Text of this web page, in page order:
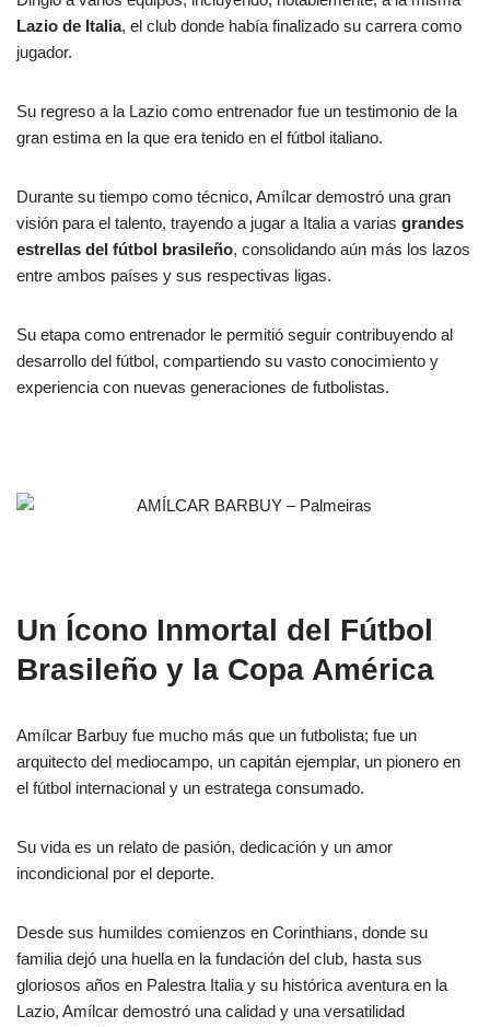
Lazio de Italia, el club donde había finalizado su carrera como
jugador.
Su regreso a la Lazio como entrenador fue un testimonio de la
gran estima en la que era tenido en el fútbol italiano.
Durante su tiempo como técnico, Amílcar demostró una gran
visión para el talento, trayendo a jugar a Italia a varias grandes
estrellas del fútbol brasileño, consolidando aún más los lazos
entre ambos países y sus respectivas ligas.
Su etapa como entrenador le permitió seguir contribuyendo al
desarrollo del fútbol, compartiendo su vasto conocimiento y
experiencia con nuevas generaciones de futbolistas.
Un Ícono Inmortal del Fútbol
Brasileño y la Copa América
Amílcar Barbuy fue mucho más que un futbolista; fue un
arquitecto del mediocampo, un capitán ejemplar, un pionero en
el fútbol internacional y un estratega consumado.
Su vida es un relato de pasión, dedicación y un amor
incondicional por el deporte.
Desde sus humildes comienzos en Corinthians, donde su
familia dejó una huella en la fundación del club, hasta sus
gloriosos años en Palestra Italia y su histórica aventura en la
Lazio, Amílcar demostró una calidad y una versatilidad